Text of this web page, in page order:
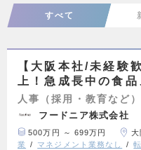
すべて
【大阪本社/未経験
上！急成長中の食
人事（採用・教育など）
フードニア株式会社
500万円 ～ 699万円 大
業
マネジメント業務なし